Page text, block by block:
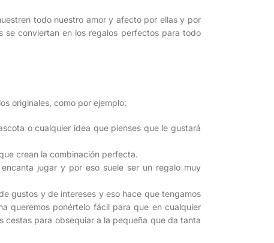
todo nuestro amor y afecto por ellas y por
se conviertan en los regalos perfectos para todo
originales, como por ejemplo:
o cualquier idea que pienses que le gustará
crean la combinación perfecta.
jugar y por eso suele ser un regalo muy
gustos y de intereses y eso hace que tengamos
queremos ponértelo fácil para que en cualquier
cestas para obsequiar a la pequeña que da tanta